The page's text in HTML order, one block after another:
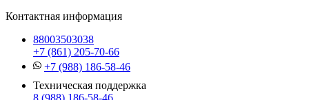
Контактная информация
88003503038
+7 (861) 205-70-66
+7 (988) 186-58-46
Техническая поддержка